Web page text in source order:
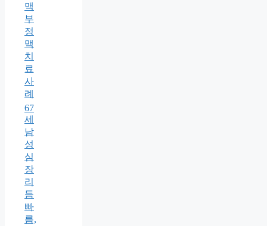
맥
부
정
맥
치
료
사
례
67
세
남
성
심
장
리
듬
빠
름,